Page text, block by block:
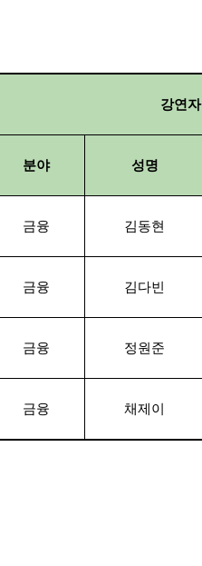
강연자
분야 성명
금융 김동현
금융 김다빈
금융 정원준
금융 채제이